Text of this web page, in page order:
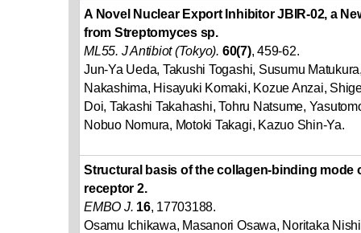
A Novel Nuclear Export Inhibitor JBIR-02, a
from Streptomyces sp.
ML55. J Antibiot (Tokyo). 60(7), 459-62.
Jun-Ya Ueda, Takushi Togashi, Susumu
Nakashima, Hisayuki Komaki, Kozue Anzai,
Doi, Takashi Takahashi, Tohru Natsume,
Nobuo Nomura, Motoki Takagi, Kazuo Shin-Ya.
Structural basis of the collagen-binding mode
receptor 2.
EMBO J. 16, 17703188.
Osamu Ichikawa, Masanori Osawa, Noritaka